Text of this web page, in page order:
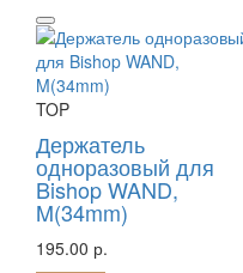
TOP
Держатель
одноразовый для
Bishop WAND,
M(34mm)
195.00 р.